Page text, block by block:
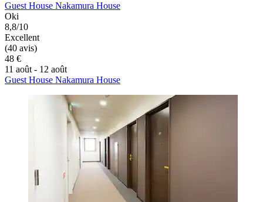
Guest House Nakamura House
Oki
8,8/10
Excellent
(40 avis)
48 €
11 août - 12 août
Guest House Nakamura House